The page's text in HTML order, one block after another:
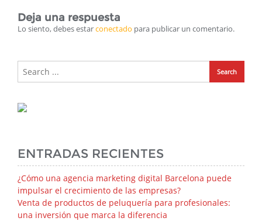
Deja una respuesta
Lo siento, debes estarconectado para publicar un comentario.
ENTRADAS RECIENTES
¿Cómo una agencia marketing digital Barcelona puede
impulsar el crecimiento de las empresas?
Venta de productos de peluquería para profesionales:
una inversión que marca la diferencia